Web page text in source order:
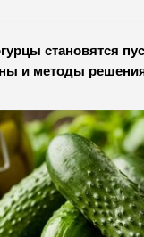
становятся
и методы